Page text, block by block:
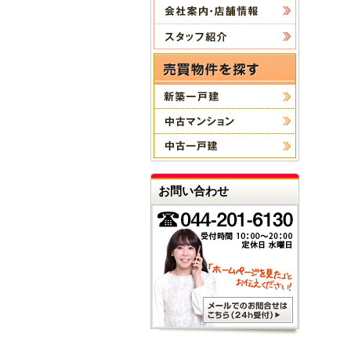
お問い合わせ